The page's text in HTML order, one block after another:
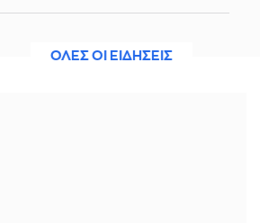
Λιβάι Γκαρσία, βλέπει το βράδυ το
ΟΛΕΣ ΟΙ ΕΙΔΗΣΕΙΣ